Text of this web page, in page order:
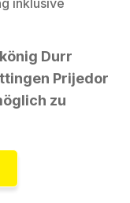
Durr
Prijedor
zu